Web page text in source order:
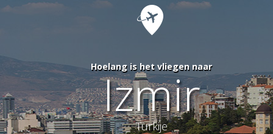
Hoelang is het vliegen naar
Izmir
Turkije